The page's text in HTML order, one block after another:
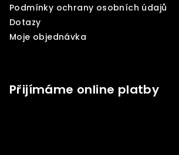
Podmínky ochrany osobních údajů
Dotazy
Moje objednávka
Přijímáme online platby